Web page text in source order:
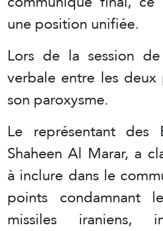
une position unifiée.
Lors de la session
verbale entre les
son paroxysme.
Le représentant des
Shaheen Al Marar, a
à inclure dans le
points condamnant
missiles iraniens,